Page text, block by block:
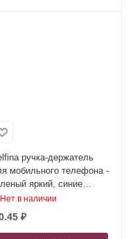
ручка-держатель
мобильного телефона -
яркий, синие
Нет в наличии
₽